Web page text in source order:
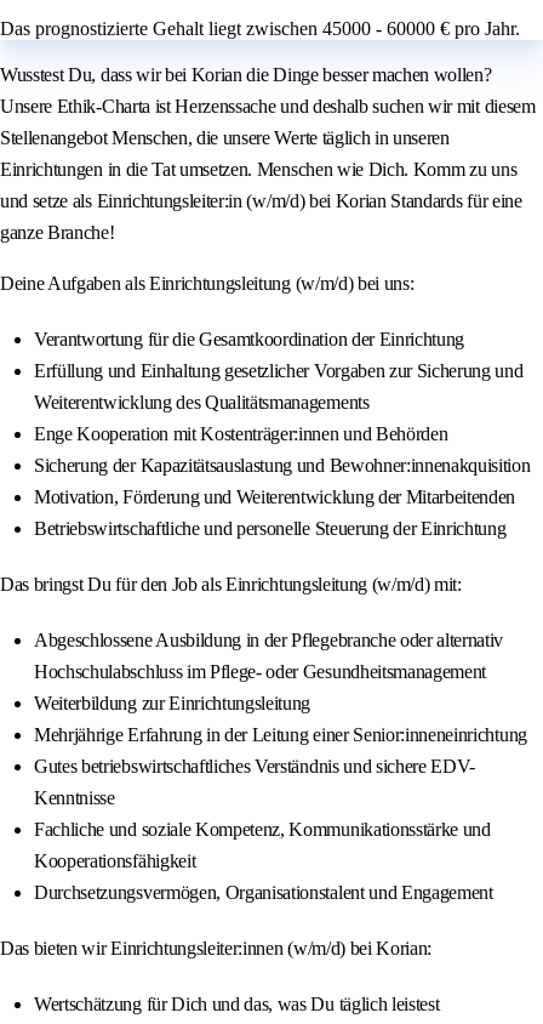
Das prognostizierte Gehalt liegt zwischen 45000 - 60000 € pro Jahr.
Wusstest Du, dass wir bei Korian die Dinge besser machen wollen?
Unsere Ethik-Charta ist Herzenssache und deshalb suchen wir mit diesem
Stellenangebot Menschen, die unsere Werte täglich in unseren
Einrichtungen in die Tat umsetzen. Menschen wie Dich. Komm zu uns
und setze als Einrichtungsleiter:in (w/m/d) bei Korian Standards für eine
ganze Branche!
Deine Aufgaben als Einrichtungsleitung (w/m/d) bei uns:
Verantwortung für die Gesamtkoordination der Einrichtung
Erfüllung und Einhaltung gesetzlicher Vorgaben zur Sicherung und
Weiterentwicklung des Qualitätsmanagements
Enge Kooperation mit Kostenträger:innen und Behörden
Sicherung der Kapazitätsauslastung und Bewohner:innenakquisition
Motivation, Förderung und Weiterentwicklung der Mitarbeitenden
Betriebswirtschaftliche und personelle Steuerung der Einrichtung
Das bringst Du für den Job als Einrichtungsleitung (w/m/d) mit:
Abgeschlossene Ausbildung in der Pflegebranche oder alternativ
Hochschulabschluss im Pflege- oder Gesundheitsmanagement
Weiterbildung zur Einrichtungsleitung
Mehrjährige Erfahrung in der Leitung einer Senior:inneneinrichtung
Gutes betriebswirtschaftliches Verständnis und sichere EDV-
Kenntnisse
Fachliche und soziale Kompetenz, Kommunikationsstärke und
Kooperationsfähigkeit
Durchsetzungsvermögen, Organisationstalent und Engagement
Das bieten wir Einrichtungsleiter:innen (w/m/d) bei Korian:
Wertschätzung für Dich und das, was Du täglich leistest